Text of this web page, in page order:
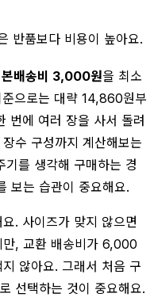
반품보다 비용이 높아요.
배송비 3,000원을 최소
으로는 대략 14,860원부
번에 여러 장을 사서 돌려
수 구성까지 계산해보는
기를 생각해 구매하는 경
보는 습관이 중요해요.
. 사이즈가 맞지 않으면
만, 교환 배송비가 6,000
않아요. 그래서 처음 구
선택하는 것이 중요해요.